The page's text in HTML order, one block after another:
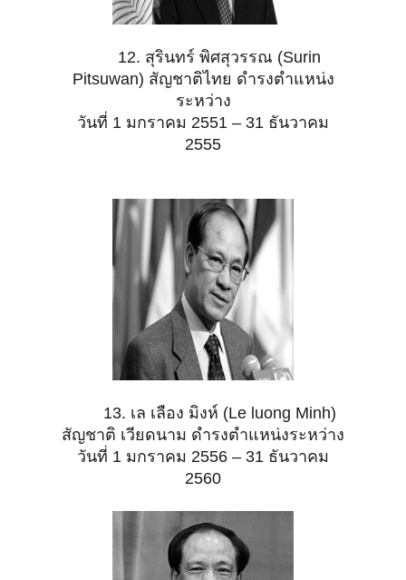
12. สุรินทร์ พิศสุวรรณ (Surin
Pitsuwan) สัญชาติไทย ดำรงตำแหน่ง
ระหว่าง
วันที่ 1 มกราคม 2551 – 31 ธันวาคม
2555
13. เล เลือง มิงห์ (Le luong Minh)
สัญชาติ เวียดนาม ดำรงตำแหน่งระหว่าง
วันที่ 1 มกราคม 2556 – 31 ธันวาคม
2560